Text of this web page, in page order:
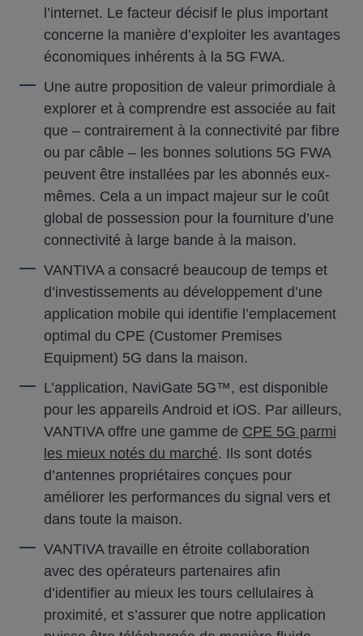
l’internet. Le facteur décisif le plus important
concerne la manière d’exploiter les avantages
économiques inhérents à la 5G FWA.
Une autre proposition de valeur primordiale à
explorer et à comprendre est associée au fait
que – contrairement à la connectivité par fibre
ou par câble – les bonnes solutions 5G FWA
peuvent être installées par les abonnés eux-
mêmes. Cela a un impact majeur sur le coût
global de possession pour la fourniture d’une
connectivité à large bande à la maison.
VANTIVA a consacré beaucoup de temps et
d’investissements au développement d’une
application mobile qui identifie l’emplacement
optimal du CPE (Customer Premises
Equipment) 5G dans la maison.
L’application, NaviGate 5G™, est disponible
pour les appareils Android et iOS. Par ailleurs,
VANTIVA offre une gamme de CPE 5G parmi
les mieux notés du marché. Ils sont dotés
d’antennes propriétaires conçues pour
améliorer les performances du signal vers et
dans toute la maison.
VANTIVA travaille en étroite collaboration
avec des opérateurs partenaires afin
d’identifier au mieux les tours cellulaires à
proximité, et s’assurer que notre application